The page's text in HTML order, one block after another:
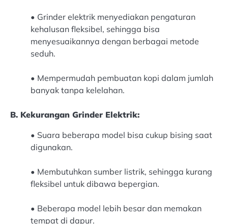
• Grinder elektrik menyediakan pengaturan
kehalusan fleksibel, sehingga bisa
menyesuaikannya dengan berbagai metode
seduh.
• Mempermudah pembuatan kopi dalam jumlah
banyak tanpa kelelahan.
B. Kekurangan Grinder Elektrik:
• Suara beberapa model bisa cukup bising saat
digunakan.
• Membutuhkan sumber listrik, sehingga kurang
fleksibel untuk dibawa bepergian.
• Beberapa model lebih besar dan memakan
tempat di dapur.